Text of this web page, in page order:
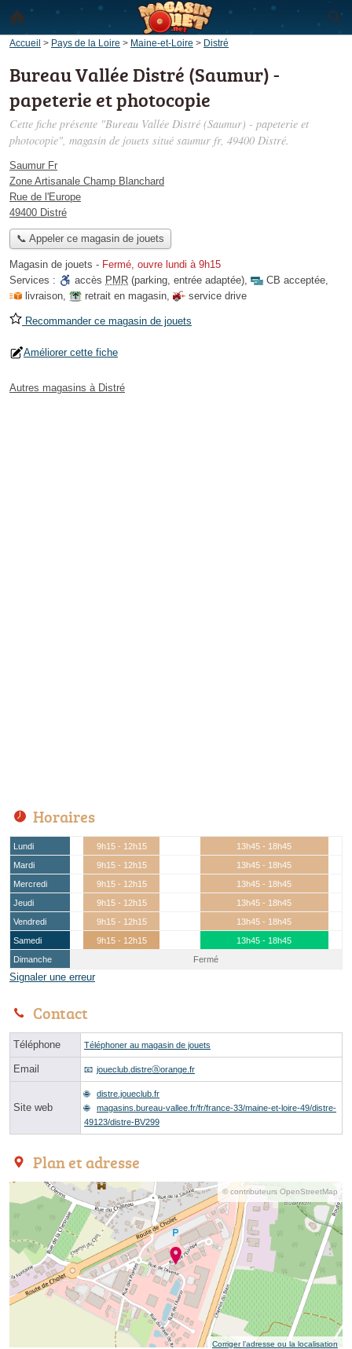
Accueil > Pays de la Loire > Maine-et-Loire > Distré
Bureau Vallée Distré (Saumur) -
papeterie et photocopie
Cette fiche présente "Bureau Vallée Distré (Saumur) - papeterie et
photocopie", magasin de jouets situé saumur fr, 49400 Distré.
Saumur Fr
Zone Artisanale Champ Blanchard
Rue de l'Europe
49400 Distré
📞 Appeler ce magasin de jouets
Magasin de jouets - Fermé, ouvre lundi à 9h15
Services :
accès PMR (parking, entrée adaptée), CB acceptée,
livraison, retrait en magasin, service drive
Recommander ce magasin de jouets
Améliorer cette fiche
Autres magasins à Distré
Horaires
Lundi 9h15 - 12h15
13h45 - 18h45
Mardi
9h15 - 12h15
13h45 - 18h45
Mercredi
9h15 - 12h15
13h45 - 18h45
Jeudi
9h15 - 12h15
13h45 - 18h45
Vendredi
9h15 - 12h15
13h45 - 18h45
Samedi
9h15 - 12h15
13h45 - 18h45
Dimanche
Fermé
Signaler une erreur
Contact
Téléphone Téléphoner au magasin de jouets
Email joueclub.distreⓐorange.fr
Site web
distre.joueclub.fr
magasins.bureau-vallee.fr/fr/france-33/maine-et-loire-49/distre-
49123/distre-BV299
Plan et adresse
© contributeurs OpenStreetMap
Corriger l’adresse ou la localisation